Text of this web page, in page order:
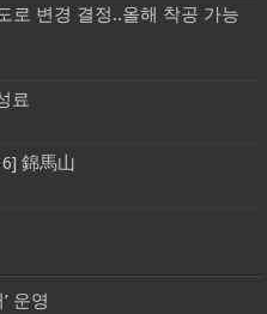
로 변경 결정..올해 착공 가능
료
錦馬山
운영